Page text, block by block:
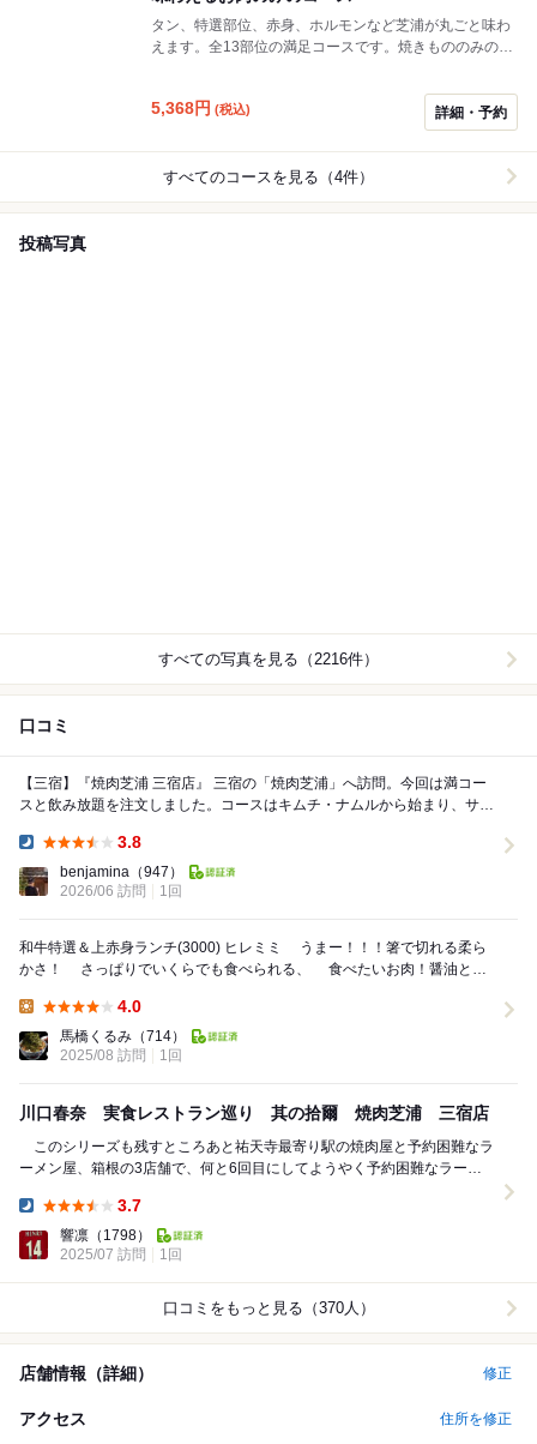
タン、特選部位、赤身、ホルモンなど芝浦が丸ごと味わ
えます。全13部位の満足コースです。焼きもののみのコ
ませ。※ホルモンが苦手な方はご相談ください。
5,368円 (税込) 詳細・予約
すべてのコースを見る（4件）
投稿写真
すべての写真を見る（2216件）
口コミ
【三宿】『焼肉芝浦 三宿店』 三宿の「焼肉芝浦」へ訪問。今回は満コー
スと飲み放題を注文しました。コースはキムチ・ナムルから始まり、サラ
3.8
benjamina （947）
2026/06 訪問
1回
和牛特選＆上赤身ランチ(3000) ヒレミミ うまー！！！箸で切れる柔ら
かさ！ さっぱりでいくらでも食べられる、 食べたいお肉！醤油とワ
4.0
馬橋くるみ （714）
2025/08 訪問
1回
川口春奈 実食レストラン巡り 其の拾爾 焼肉芝浦 三宿店
このシリーズも残すところあと祐天寺最寄り駅の焼肉屋と予約困難なラ
ーメン屋、箱根の3店舗で、何と6回目にしてようやく予約困難なラーメ
3.7
響凛 （1798）
2025/07 訪問
1回
口コミをもっと見る（370人）
店舗情報（詳細） 修正
アクセス 住所を修正